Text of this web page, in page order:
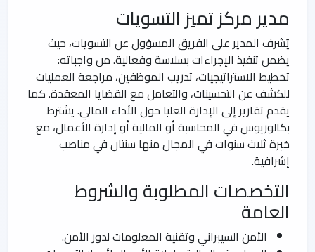
مدير مركز تميز التسويات
يُشرف المدير على الفريق المسؤول عن التسويات، حيث
يضمن تنفيذ الإجراءات بسلاسة وفعالية. من واجباته:
تخطيط الاستراتيجيات، تدريب الموظفين، مراجعة العمليات
للكشف عن التحسينات، والتعامل مع القضايا المعقدة. كما
يقدم تقارير إلى الإدارة العليا حول الأداء المالي. يشترط
بكالوريوس في المحاسبة أو المالية أو إدارة الأعمال، مع
خبرة ثلاث سنوات في المجال منها سنتان في مناصب
إشرافية.
التخصصات المطلوبة والشروط
العامة
الأمن السيبراني وتقنية المعلومات لدور الأمن.